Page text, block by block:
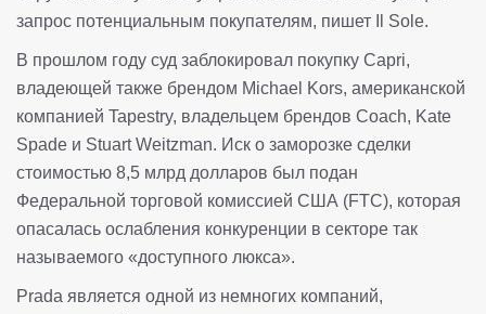
запрос потенциальным покупателям, пишет Il Sole.
В прошлом году суд заблокировал покупку Capri,
владеющей также брендом Michael Kors, американской
компанией Tapestry, владельцем брендов Coach, Kate
Spade и Stuart Weitzman. Иск о заморозке сделки
стоимостью 8,5 млрд долларов был подан
Федеральной торговой комиссией США (FTC), которая
опасалась ослабления конкуренции в секторе так
называемого «доступного люкса».
Prada является одной из немногих компаний,